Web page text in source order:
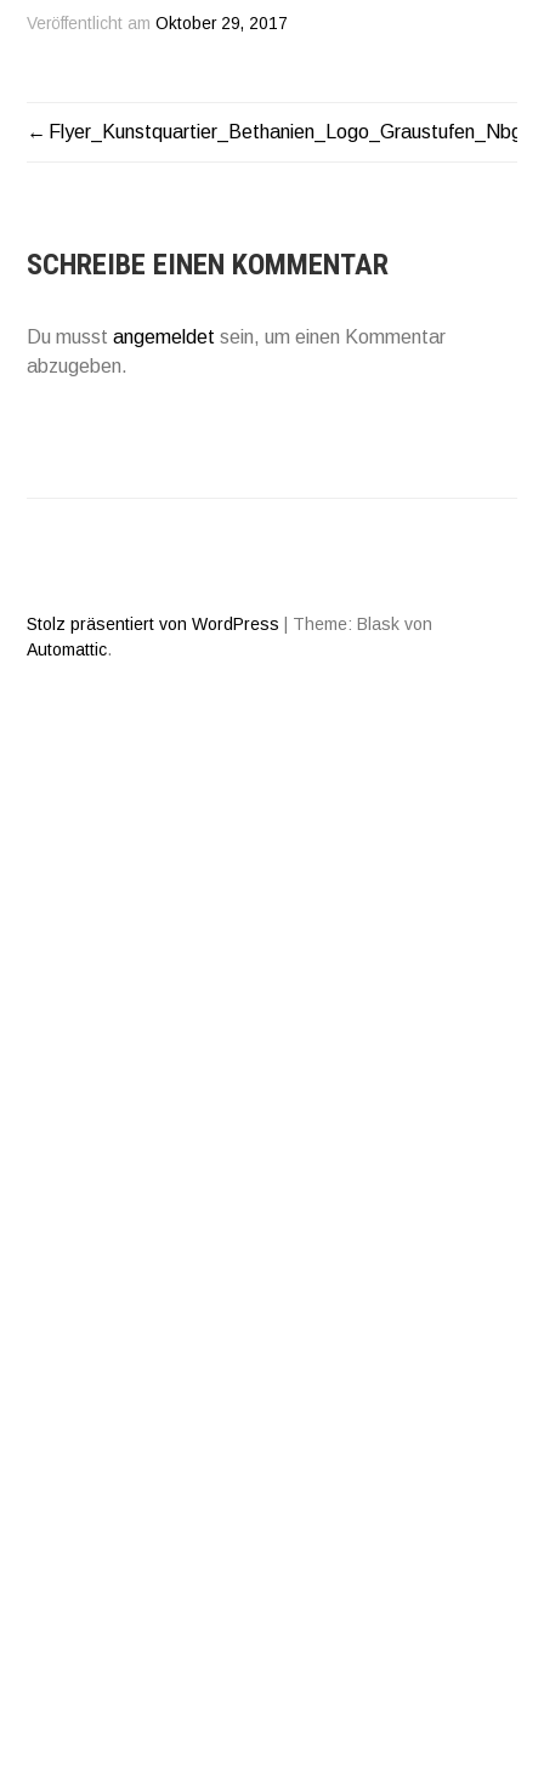
Veröffentlicht amOktober 29, 2017
BEITRAGSNAVIGATION
Flyer_Kunstquartier_Bethanien_Logo_Graustufen_Nbg
SCHREIBE EINEN KOMMENTAR
Du musstangemeldet sein, um einen Kommentar
abzugeben.
Stolz präsentiert von WordPress
Theme: Blask von
Automattic.